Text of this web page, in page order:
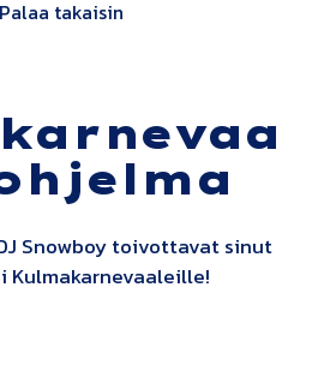
Palaa takaisin
Snowboy toivottavat sinut
Kulmakarnevaaleille!